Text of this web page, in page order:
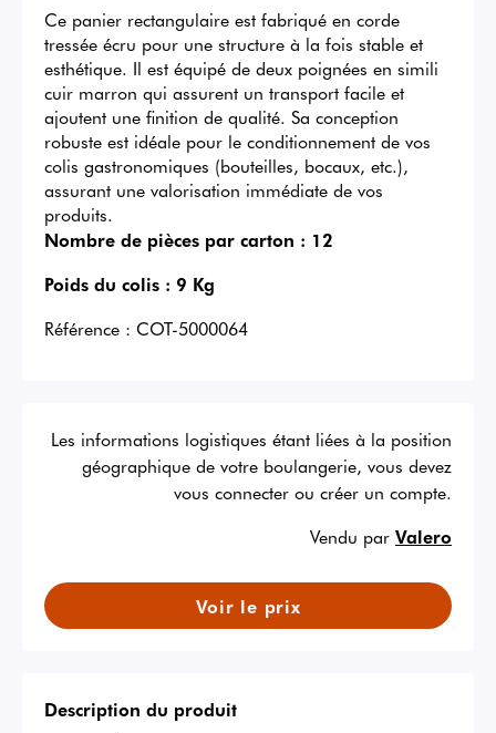
Ce panier rectangulaire est fabriqué en corde
tressée écru pour une structure à la fois stable et
esthétique. Il est équipé de deux poignées en simili
cuir marron qui assurent un transport facile et
ajoutent une finition de qualité. Sa conception
robuste est idéale pour le conditionnement de vos
colis gastronomiques (bouteilles, bocaux, etc.),
assurant une valorisation immédiate de vos
produits.
Nombre de pièces par carton : 12
Poids du colis : 9 Kg
Référence : COT-5000064
Les informations logistiques étant liées à la position
géographique de votre boulangerie, vous devez
vous connecter ou créer un compte.
Vendu par Valero
Voir le prix
Description du produit